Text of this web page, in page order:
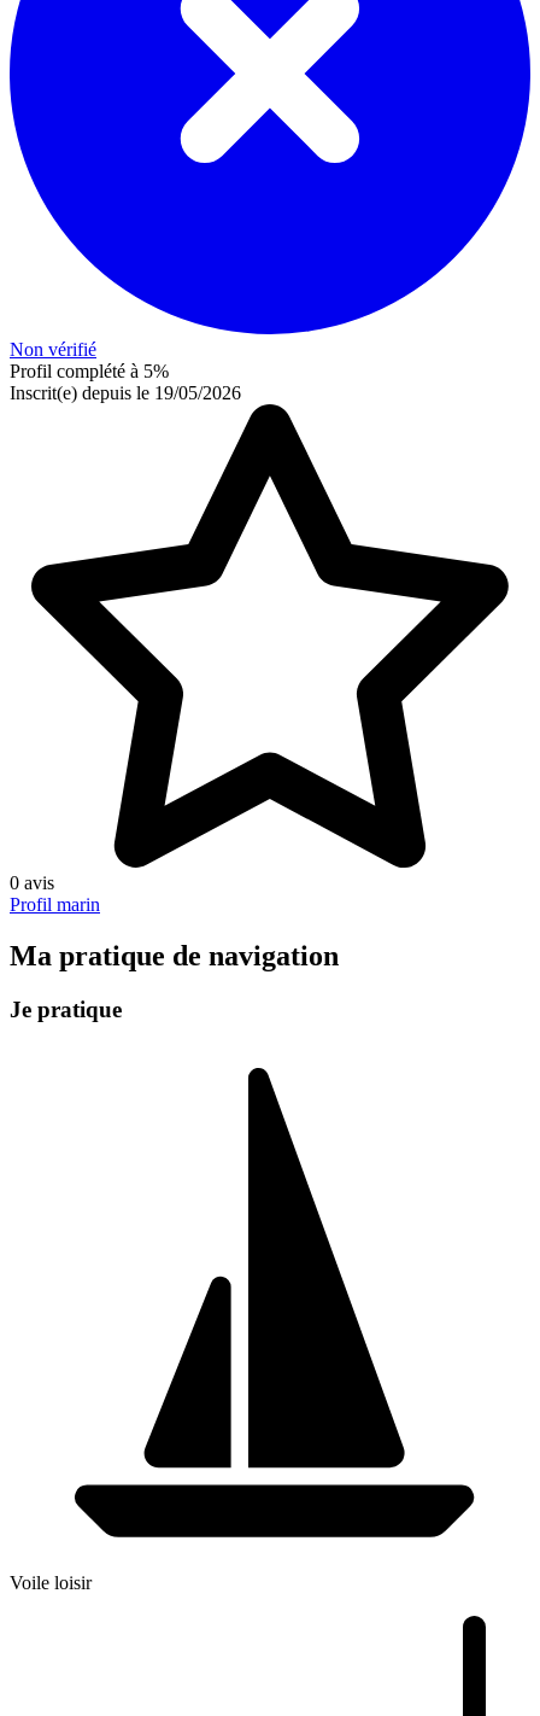
Non vérifié
Profil complété à 5%
Inscrit(e) depuis le 19/05/2026
0 avis
Profil marin
Ma pratique de navigation
Je pratique
Voile loisir